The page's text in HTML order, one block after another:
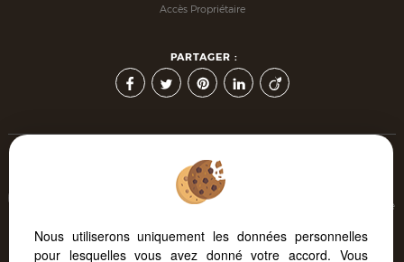
Accès Propriétaire
PARTAGER :
Afin de vous offrir un confort de lecture permanent, depuis
votre PC, votre tablette ou votre smartphone, notre site s'adapte
Nous utiliserons uniquement les données personnelles
pour lesquelles vous avez donné votre accord. Vous